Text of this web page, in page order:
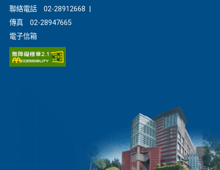
聯絡電話
02-28912668
傳真
02-28947665
電子信箱